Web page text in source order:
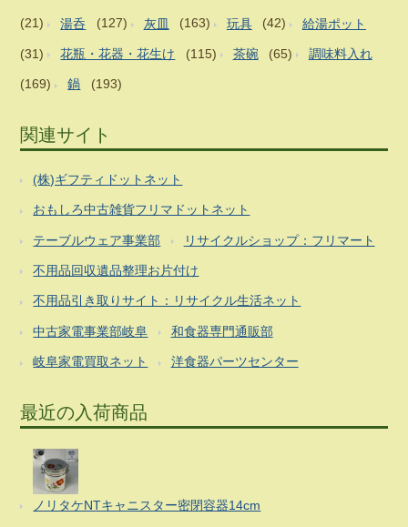
(21) 湯呑 (127) 灰皿 (163) 玩具 (42) 給湯ポット
(31) 花瓶・花器・花生け (115) 茶碗 (65) 調味料入れ
(169) 鍋 (193)
関連サイト
(株)ギフティドットネット
おもしろ中古雑貨フリマドットネット
テーブルウェア事業部 リサイクルショップ：フリマート
不用品回収遺品整理お片付け
不用品引き取りサイト：リサイクル生活ネット
中古家電事業部岐阜 和食器専門通販部
岐阜家電買取ネット 洋食器パーツセンター
最近の入荷商品
ノリタケNTキャニスター密閉容器14cm